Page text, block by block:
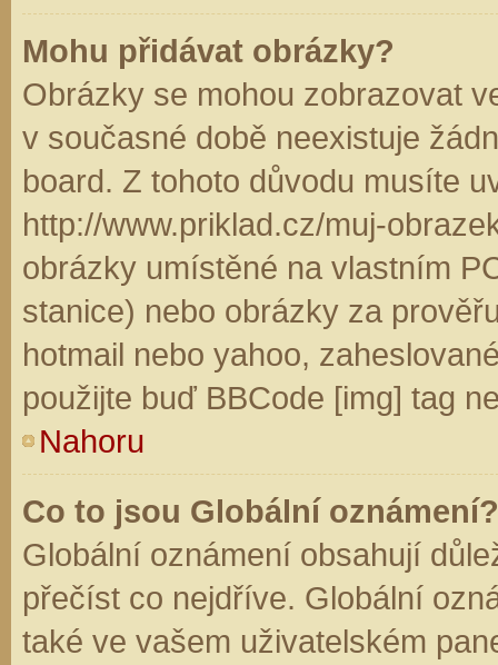
Mohu přidávat obrázky?
Obrázky se mohou zobrazovat
v současné době neexistuje
board. Z tohoto důvodu musíte
http://www.priklad.cz/muj-
obrázky umístěné na vlastním
stanice) nebo obrázky za
hotmail nebo yahoo,
použijte buď BBCode [img] tag
Nahoru
Co to jsou Globální oznámení?
Globální oznámení obsahují
přečíst co nejdříve. Globální
také ve vašem uživatelském